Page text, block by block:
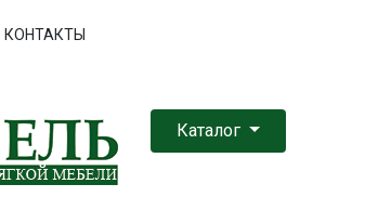
КОНТАКТЫ
Каталог